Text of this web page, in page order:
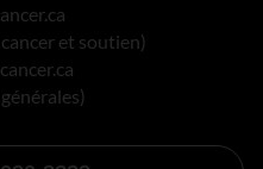
et soutien)